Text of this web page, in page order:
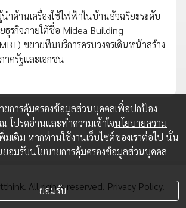
นำด้านเครื่องใช้ไฟฟ้าในบ้านอัจฉริยะระดับ
ธุรกิจภายใต้ชื่อ Midea Building
ขยายทีมบริการครบวงจรเดินหน้าสร้าง
ครัฐและเอกชน
All rights reserved. Privacy Policy.
ยการคุ้มครองข้อมูลส่วนบุคคลเพื่อปกป้อง
ปรดอ่านและทำความเข้าใจนโยบายความ
พิ่มเติม หากท่านใช้งานเว็บไซต์ของเราต่อไป นั่น
ยอมรับนโยบายการคุ้มครองข้อมูลส่วนบุคคล
ยอมรับ